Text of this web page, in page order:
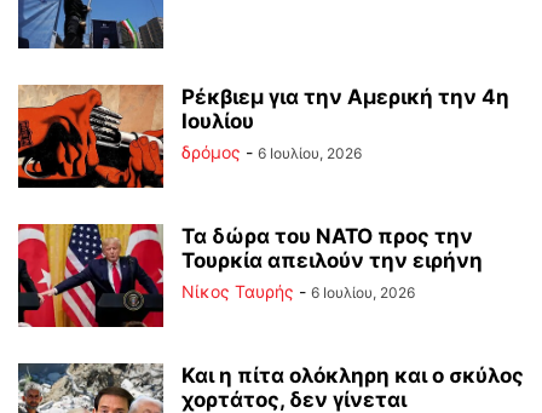
Ρέκβιεμ για την Αμερική την 4η
Ιουλίου
δρόμος - 6 Ιουλίου, 2026
Τα δώρα του ΝΑΤΟ προς την
Τουρκία απειλούν την ειρήνη
Νίκος Ταυρής - 6 Ιουλίου, 2026
Και η πίτα ολόκληρη και ο σκύλος
χορτάτος, δεν γίνεται